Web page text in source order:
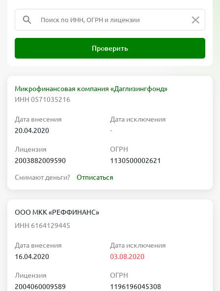
Проверить
×
Микрофинансовая компания «Даглизингфонд»
ИНН 0571035216
Дата внесения
20.04.2020
Дата исключения
-
Лицензия
2003882009590
ОГРН
1130500002621
Снимают деньги? Отписаться
ООО МКК «РЕФФИНАНС»
ИНН 6164129445
Дата внесения
16.04.2020
Дата исключения
03.08.2020
Лицензия
2004060009589
ОГРН
1196196045308